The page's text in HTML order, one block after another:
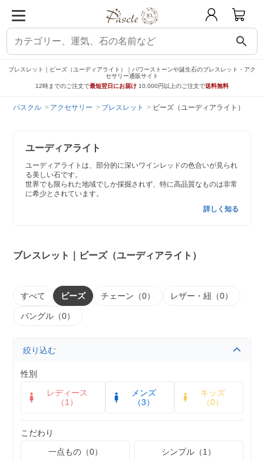
search
ブレスレット｜ビーズ（ユーディアライト）｜パワーストーンや誕生石のブレスレット・アク
セサリー通販サイト
12時までのご注文で最短翌日にお届け 10,000円以上のご注文で送料無料
パスクル アクセサリー ブレスレット ビーズ（ユーディアライト）
ユーディアライト
ユーディアライトは、部分的に深いワインレッドの色合いが見られ
る美しい石です。
世界でも限られた地域でしか採掘されず、特に高品質なものは非常
に希少とされています。
詳しく知る
ブレスレット｜ビーズ（ユーディアライト）
すべて ビーズ チェーン（0） レザー・紐（0）
バングル（0）
絞り込む
性別
レディース
（1）
メンズ
（3）
キッズ
（0）
こだわり
一点もの（0）
シンプル（1）